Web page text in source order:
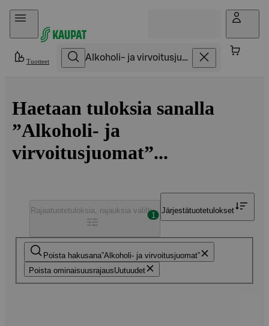
Hyppää sisältöön
Tuotteet
Haetaan tuloksia sanalla
”Alkoholi- ja
virvoitusjuomat”...
Poista hakusana Alkoholi- ja virvoitusjuomat
Poista ominaisuusrajausUutuudet
Rajaatuotetuloksia, rajauksia valittu
1
Järjestätuotetulokset